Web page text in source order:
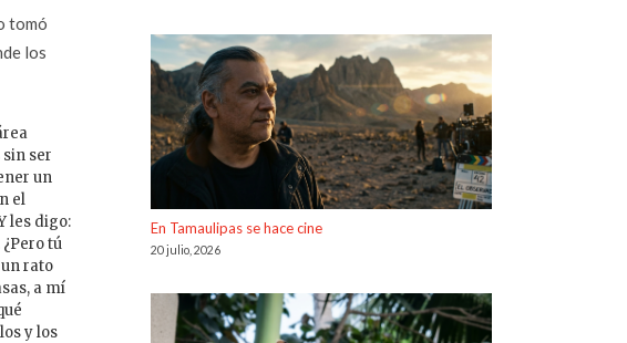
tomó
los
ser
un
el
les digo:
tú
rato
a mí
y los
En Tamaulipas se hace cine
20 julio, 2026